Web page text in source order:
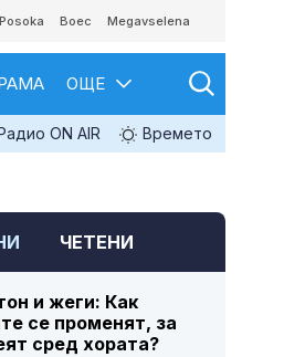
Posoka Boec Megavselena
ОЩЕ
ON AIR Времето
ЧЕТЕНИ
и жеги: Как
се променят, за
сред хората?